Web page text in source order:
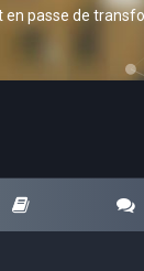
en passe de